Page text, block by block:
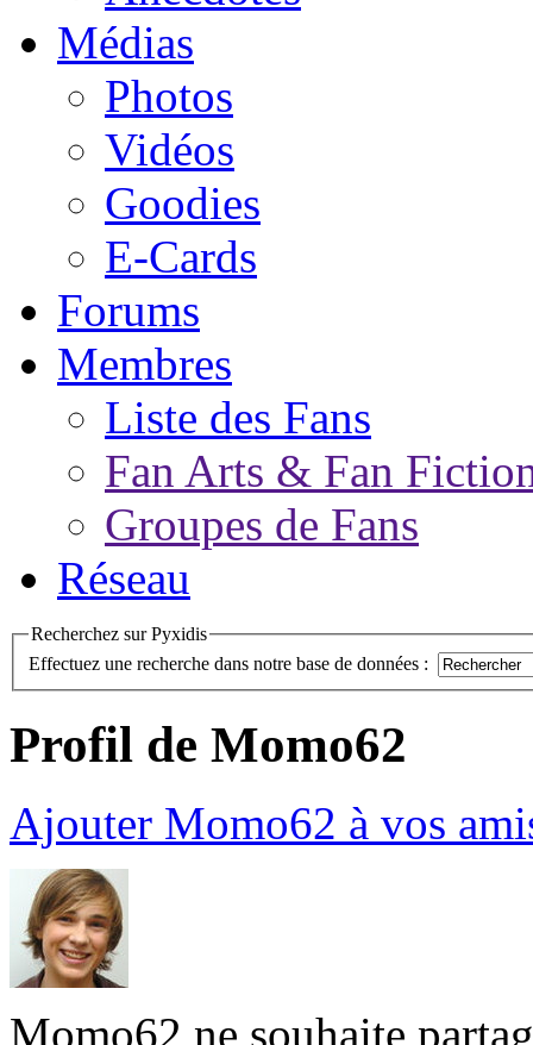
Médias
Photos
Vidéos
Goodies
E-Cards
Forums
Membres
Liste des Fans
Fan Arts & Fan
Groupes de Fans
Réseau
Recherchez sur Pyxidis
Effectuez une recherche dans notre base de données :
Profil de Momo62
Ajouter Momo62 à vos
Momo62 ne souhaite